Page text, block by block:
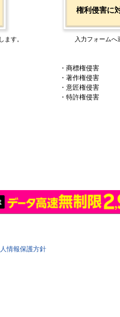
ます。
権利侵害に
入力フォームへ
・商標権侵害
・著作権侵害
・意匠権侵害
・特許権侵害
情報保護方針